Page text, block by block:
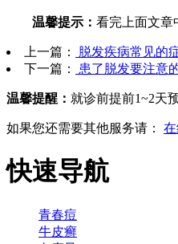
温馨提示： 看完上面文章
上一篇：
脱发疾病常见的
下一篇：
患了脱发要注意
温馨提醒： 就诊前提前1~2天
如果您还需要其他服务请：
快速导航
青春痘
牛皮癣